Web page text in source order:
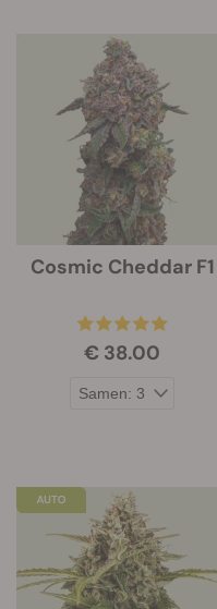
Cosmic Cheddar F1
€ 38.00